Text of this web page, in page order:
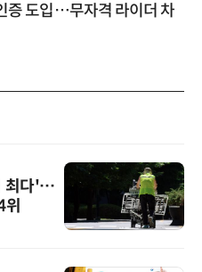
증 도입…무자격 라이더 차
최다'…